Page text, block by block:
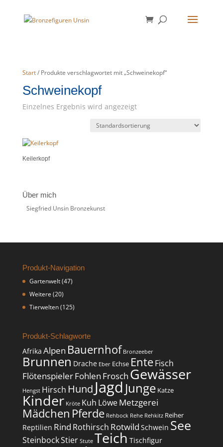
Start/ Produkte verschlagwortet mit „Schweinekopf“
Schweinekopf
Einzelnes Ergebnis wird angezeigt
Keilerkopf
Über mich
Siegfried Unsin Bronzekunst
Produkt-Navigation
Gartenwelt(47)
Weitere (20)
Tierwelten(125)
Produkt-Schlagworte
Afrika Alpen Bauernhof Bronzeeber
Brunnen Drache Eber Echse EnteFisch
FlötenspielerFohlen Frosch Gewässer
Hengst Hirsch Hund Jagd Junge Katze
Kinder Kröte Kuh LöweMetzgerei
Mädchen Pferde Rehbock Rehe Rehkitz Reiher
Reptilien Rind Rothirsch Rotwild Schwein See
SteinbockStier Stute Teich Tischfigur